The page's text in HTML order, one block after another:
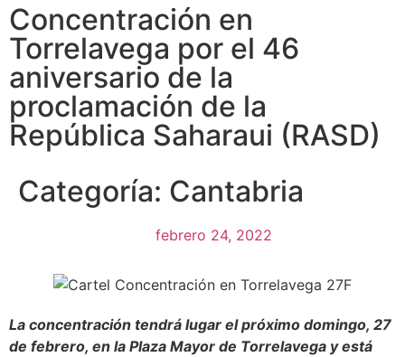
Concentración en
Torrelavega por el 46
aniversario de la
proclamación de la
República Saharaui (RASD)
Categoría: Cantabria
febrero 24, 2022
La concentración tendrá lugar el próximo domingo, 27
de febrero, en la Plaza Mayor de Torrelavega y está